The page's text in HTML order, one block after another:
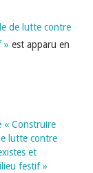
de lutte contre
» est apparu en
« Construire
lutte contre
et
festif »